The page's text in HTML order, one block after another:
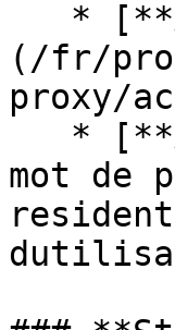
(/fr/
proxy/
mot de